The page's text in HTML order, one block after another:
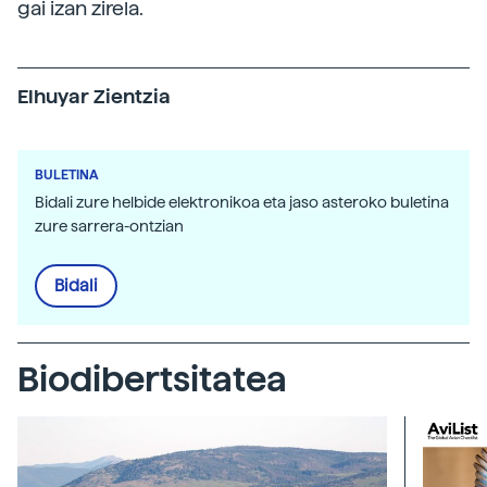
gai izan zirela.
Elhuyar Zientzia
BULETINA
Bidali zure helbide elektronikoa eta jaso asteroko buletina
zure sarrera-ontzian
Bidali
Biodibertsitatea